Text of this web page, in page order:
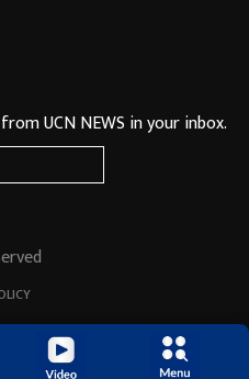
UCN NEWS in your inbox.